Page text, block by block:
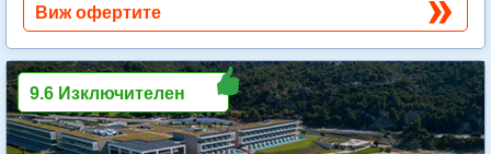
Виж офертите
9.6 Изключителен